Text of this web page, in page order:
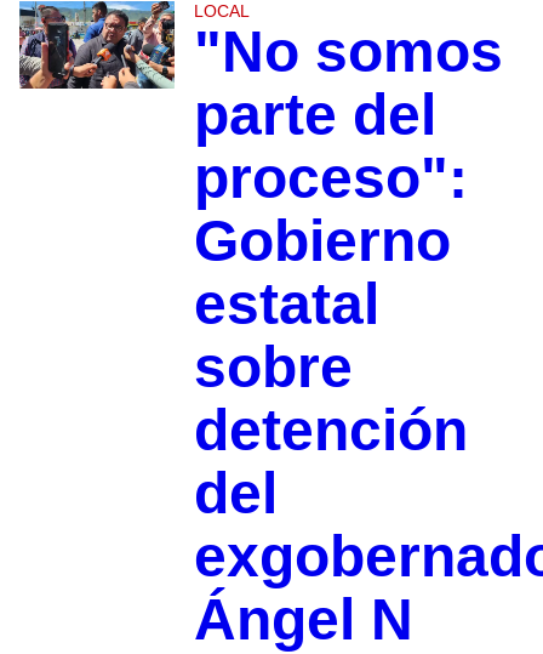
LOCAL
"No somos
parte del
proceso":
Gobierno
estatal
sobre
detención
del
Ángel N